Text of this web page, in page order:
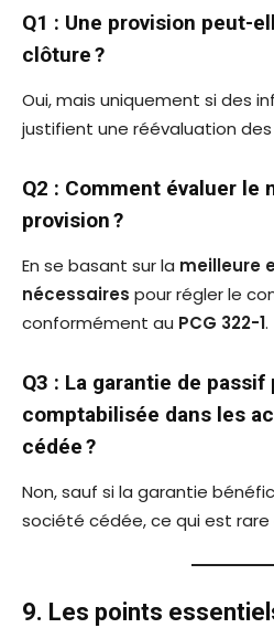
Q1 : Une provision peut-
clôture ?
Oui, mais uniquement si des
justifient une réévaluation des
Q2 : Comment évaluer le
provision ?
En se basant sur la meilleure
nécessaires pour régler le
conformément au PCG 322-1.
Q3 : La garantie de
comptabilisée dans les
cédée ?
Non, sauf si la garantie
société cédée, ce qui est rare
9. Les points